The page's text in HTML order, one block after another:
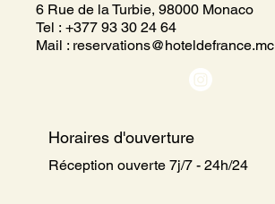
6 Rue de la Turbie, 98000 Monaco
Tel : +377 93 30 24 64
Mail : reservations@hoteldefrance.mc
Horaires d'ouverture
Réception ouverte 7j/7 - 24h/24